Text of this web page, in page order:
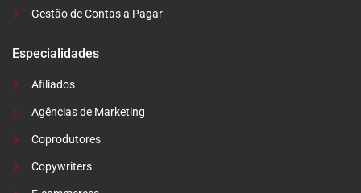
Gestão de Contas a Pagar
Especialidades
Afiliados
Agências de Marketing
Coprodutores
Copywriters